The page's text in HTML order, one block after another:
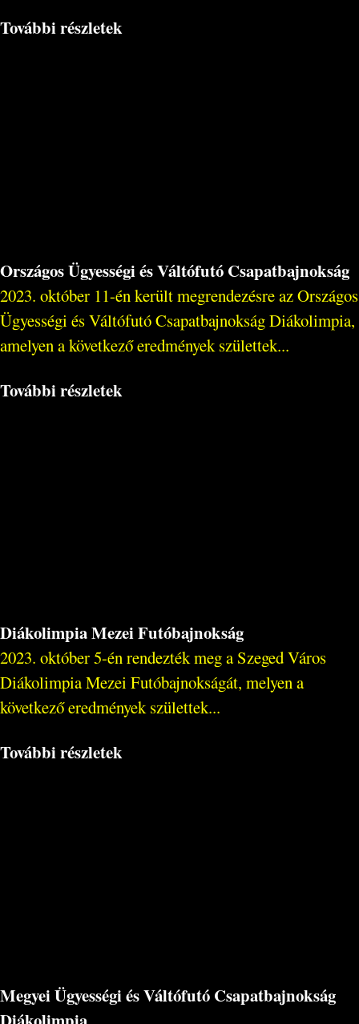
További részletek
Országos Ügyességi és Váltófutó Csapatbajnokság
2023. október 11-én került megrendezésre az Országos
Ügyességi és Váltófutó Csapatbajnokság Diákolimpia,
amelyen a következő eredmények születtek...
További részletek
Diákolimpia Mezei Futóbajnokság
2023. október 5-én rendezték meg a Szeged Város
Diákolimpia Mezei Futóbajnokságát, melyen a
következő eredmények születtek...
További részletek
Megyei Ügyességi és Váltófutó Csapatbajnokság